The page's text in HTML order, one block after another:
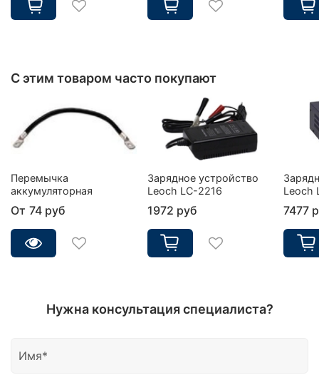
С этим товаром часто покупают
Перемычка
аккумуляторная
От 74 руб
Зарядное устройство
Leoch LC-2216
1972 руб
Leoch
7477
Нужна консультация специалиста?